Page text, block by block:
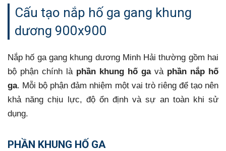
Cấu tạo nắp hố ga gang khung
dương 900x900
Nắp hố ga gang khung dương Minh Hải thường gồm hai
bộ phận chính là phần khung hố gavà phần nắp hố
ga. Mỗi bộ phận đảm nhiệm một vai trò riêng để tạo nên
khả năng chịu lực, độ ổn định và sự an toàn khi sử
dụng.
PHẦN KHUNG HỐ GA